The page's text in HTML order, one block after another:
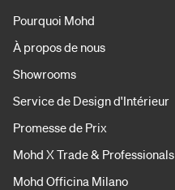
Pourquoi Mohd
À propos de nous
Showrooms
Service de Design d'Intérieur
Promesse de Prix
Mohd X Trade & Professionals
Mohd Officina Milano